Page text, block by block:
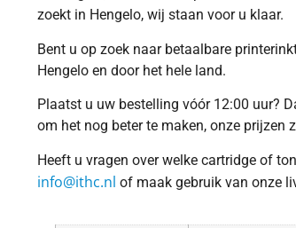
zoekt in Hengelo, wij staan voor u klaar.
Bent u op zoek naar betaalbare
Hengelo en door het hele land.
Plaatst u uw bestelling vóór 12:00 uur?
om het nog beter te maken, onze prijzen
Heeft u vragen over welke cartridge of
info@ithc.nl of maak gebruik van onze